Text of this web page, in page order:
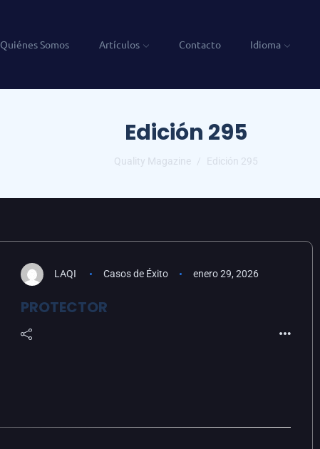
Quiénes Somos Artículos Contacto Idioma
Edición 295
Quality Magazine Edición 295
LAQI Casos de Éxito enero 29, 2026
PROTECTOR